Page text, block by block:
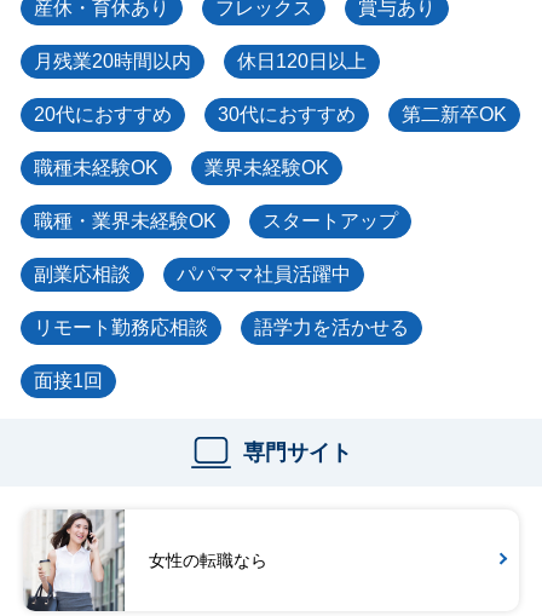
産休・育休あり フレックス 賞与あり
月残業20時間以内 休日120日以上
20代におすすめ 30代におすすめ 第二新卒OK
職種未経験OK 業界未経験OK
職種・業界未経験OK スタートアップ
副業応相談 パパママ社員活躍中
リモート勤務応相談 語学力を活かせる
面接1回
専門サイト
女性の転職なら